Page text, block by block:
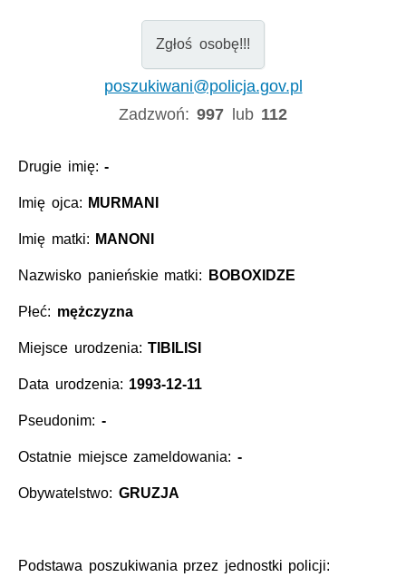
Zgłoś osobę!!!
poszukiwani@policja.gov.pl
Zadzwoń:997 lub 112
Drugie imię:-
Imię ojca: MURMANI
Imię matki: MANONI
Nazwisko panieńskie matki: BOBOXIDZE
Płeć: mężczyzna
Miejsce urodzenia:TIBILISI
Data urodzenia: 1993-12-11
Pseudonim: -
Ostatnie miejsce zameldowania: -
Obywatelstwo: GRUZJA
Podstawa poszukiwania przez jednostki policji: